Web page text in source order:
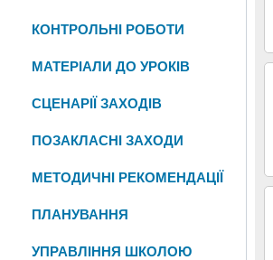
КОНТРОЛЬНІ РОБОТИ
МАТЕРІАЛИ ДО УРОКІВ
СЦЕНАРІЇ ЗАХОДІВ
ПОЗАКЛАСНІ ЗАХОДИ
МЕТОДИЧНІ РЕКОМЕНДАЦІЇ
ПЛАНУВАННЯ
УПРАВЛІННЯ ШКОЛОЮ